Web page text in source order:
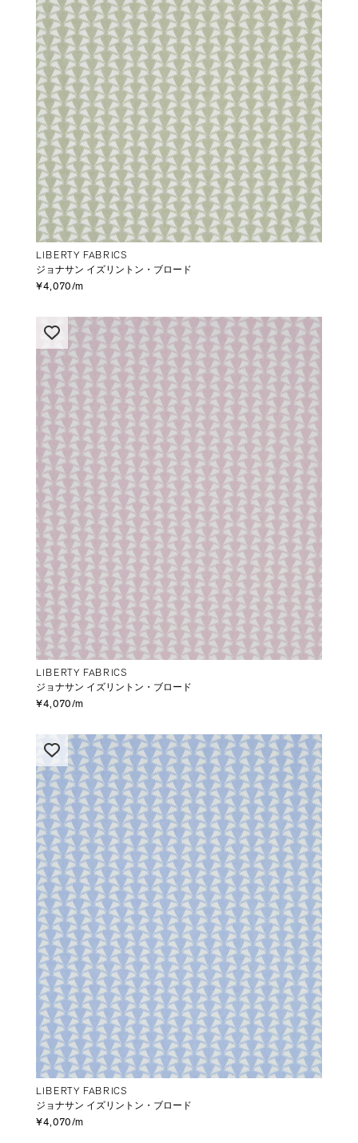
LIBERTY FABRICS
ジョナサン イズリントン・ブロード
¥4,070/m
LIBERTY FABRICS
ジョナサン イズリントン・ブロード
¥4,070/m
LIBERTY FABRICS
ジョナサン イズリントン・ブロード
¥4,070/m